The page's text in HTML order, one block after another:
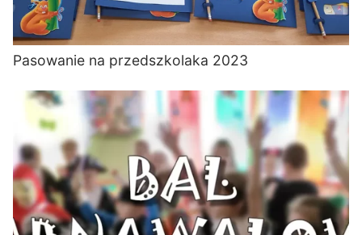
Pasowanie na przedszkolaka 2023